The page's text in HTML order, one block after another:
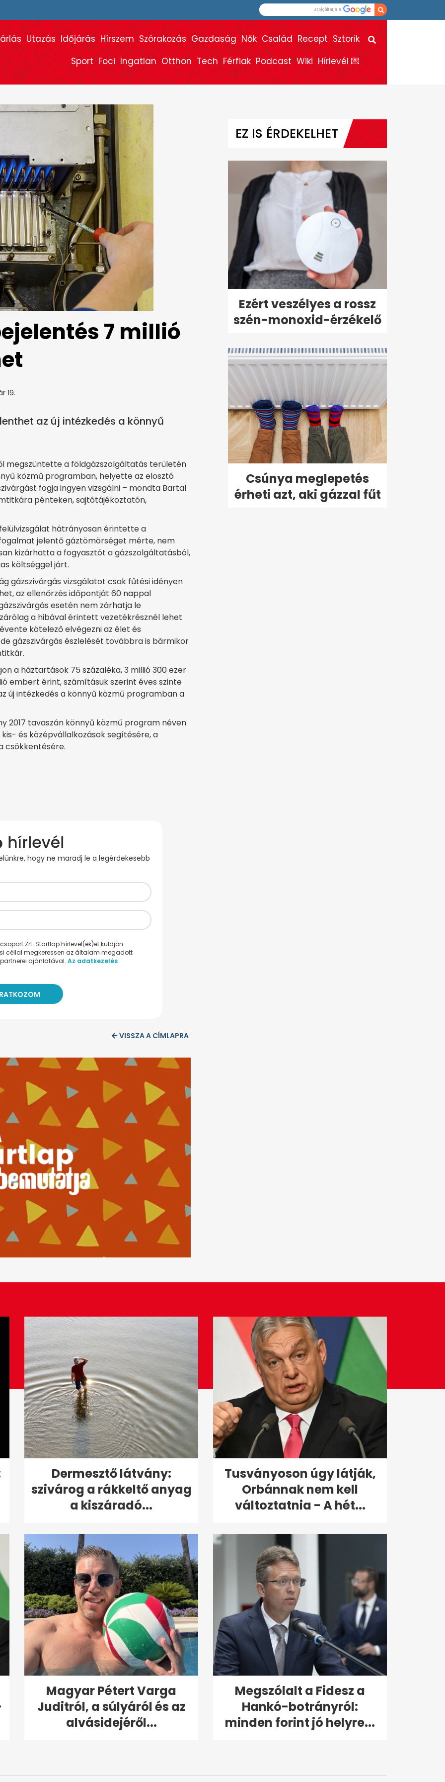
Utazás Időjárás Hírszem Szórakozás Gazdaság Nők Család Recept Sztorik
Sport Foci Ingatlan Otthon Tech Férfiak Podcast Wiki Hírlevél 💌
7 millió
19.
az új intézkedés a könnyű
megszüntette a földgázszolgáltatás területén
közmű programban, helyette az elosztó
fogja ingyen vizsgálni – mondta Bartal
pénteken, sajtótájékoztatón,
hátrányosan érintette a
jelentő gáztömörséget mérte, nem
kizárhatta a fogyasztót a gázszolgáltatásból,
költséggel járt.
gázszivárgás vizsgálatot csak fűtési idényen
az ellenőrzés időpontját 60 nappal
esetén nem zárhatja le
a hibával érintett vezetékrésznél lehet
kötelező elvégezni az élet és
gázszivárgás észlelését továbbra is bármikor
a háztartások 75 százaléka, 3 millió 300 ezer
embert érint, számításuk szerint éves szinte
intézkedés a könnyű közmű programban a
2017 tavaszán könnyű közmű program néven
és középvállalkozások segítésére, a
csökkentésére.
hogy ne maradj le a legérdekesebb
Zrt. Startlap hírlevel(ek)et küldjön
céllal megkeressen az általam megadott
ajánlatával. Az adatkezelés
VISSZA A CÍMLAPRA
EZ IS ÉRDEKELHET
Ezért veszélyes a rossz
szén-monoxid-érzékelő
Csúnya meglepetés
érheti azt, aki gázzal fűt
Dermesztő látvány:
szivárog a rákkeltő anyag
a kiszáradó...
Tusványoson úgy látják,
Orbánnak nem kell
változtatnia - A hét...
Magyar Pétert Varga
Juditról, a súlyáról és az
alvásidejéről...
Megszólalt a Fidesz a
Hankó-botrányról:
minden forint jó helyre...